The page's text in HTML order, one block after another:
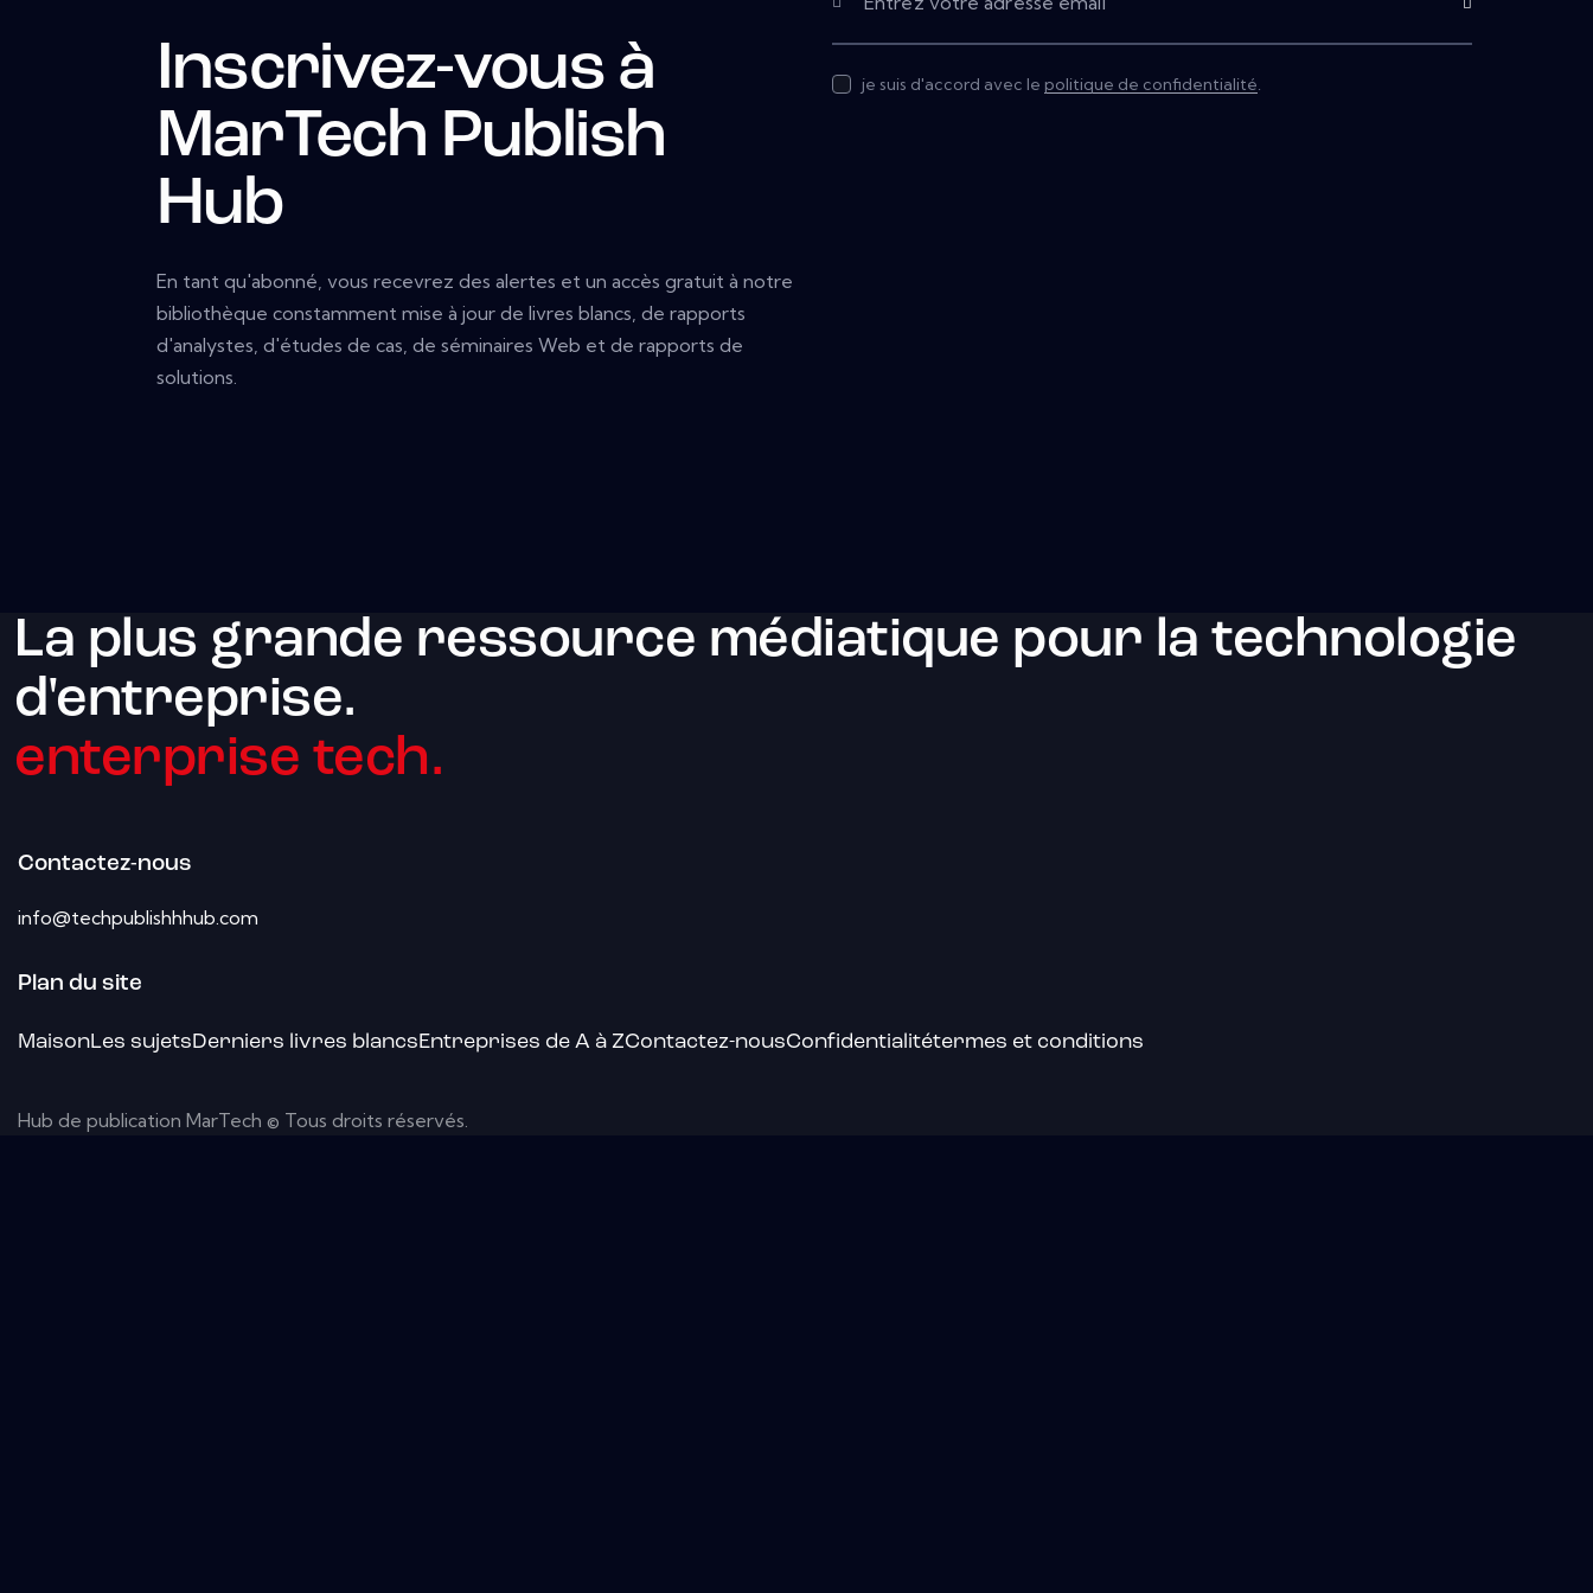
Inscrivez-vous à
MarTech Publish
Hub
En tant qu'abonné, vous recevrez des alertes et un accès gratuit à notre
bibliothèque constamment mise à jour de livres blancs, de rapports
d'analystes, d'études de cas, de séminaires Web et de rapports de
solutions.
je suis d'accord avec le politique de confidentialité.
La plus grande ressource médiatique pour la technologie
d'entreprise.
enterprise tech.
Contactez-nous
info@techpublishhhub.com
Plan du site
MaisonLes sujetsDerniers livres blancsEntreprises de A à ZContactez-nousConfidentialitétermes et conditions
Hub de publication MarTech © Tous droits réservés.